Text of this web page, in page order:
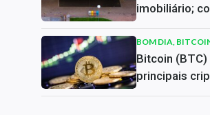
imobiliário;
BOM DIA,
Bitcoin
principais